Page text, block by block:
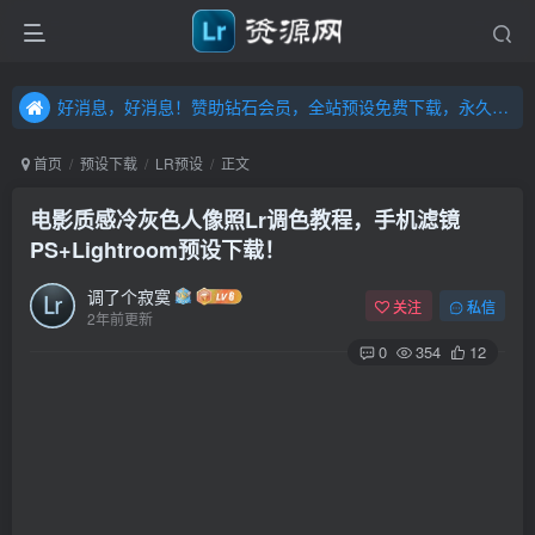
好消息，好消息！赞助钻石会员，全站预设免费下载，永久钻石会员，”送“万元超值资源，内容丰富，容量高达20T，不断更新！点击进入……
好消息，好消息！赞助钻石会员，全站预设免费下载，永久钻石会员，”送“万元超值资源，内容丰富，容量高达20T，不断更新！点击进入……
首页 预设下载 LR预设 正文
电影质感冷灰色人像照Lr调色教程，手机滤镜
PS+Lightroom预设下载！
调了个寂寞
2年前更新
关注 私信
0 354 12